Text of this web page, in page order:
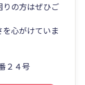
の方はぜひご
心がけていま
２４号